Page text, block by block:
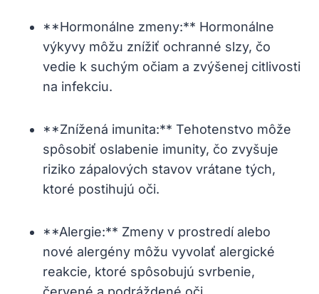
**Hormonálne zmeny:**⁤ Hormonálne
výkyvy môžu ​znížiť ochranné slzy, čo
vedie k​ suchým očiam a⁤ zvýšenej citlivosti
na infekciu.
**Znížená imunita:** Tehotenstvo môže⁤
spôsobiť⁣ oslabenie imunity,‌ čo⁤ zvyšuje
riziko‍ zápalových stavov vrátane ⁢tých,
ktoré postihujú oči.
**Alergie:** Zmeny⁤ v prostredí alebo
nové alergény môžu vyvolať alergické
reakcie, ‍ktoré spôsobujú‌ svrbenie,⁤